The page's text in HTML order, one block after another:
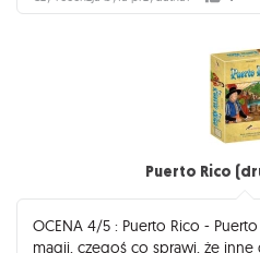
Puerto Rico
OCENA 4/5 : Puerto Rico -
magii, czegoś co sprawi, że